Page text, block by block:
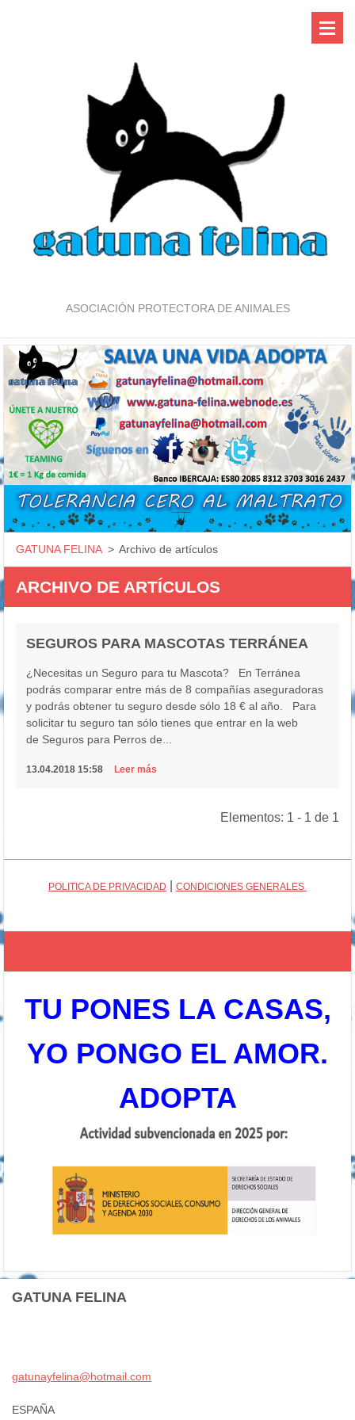
ASOCIACIÓN PROTECTORA DE ANIMALES
GATUNA FELINA > Archivo de artículos
ARCHIVO DE ARTÍCULOS
SEGUROS PARA MASCOTAS TERRÁNEA
¿Necesitas un Seguro para tu Mascota? En Terránea
podrás comparar entre más de 8 compañías aseguradoras
y podrás obtener tu seguro desde sólo 18 € al año. Para
solicitar tu seguro tan sólo tienes que entrar en la web
de Seguros para Perros de...
13.04.2018 15:58 Leer más
Elementos: 1 - 1 de 1
POLITICA DE PRIVACIDAD CONDICIONES GENERALES
TU PONES LA CASAS,
YO PONGO EL AMOR.
ADOPTA
GATUNA FELINA
gatunayfelina@hotmail.com
ESPAÑA